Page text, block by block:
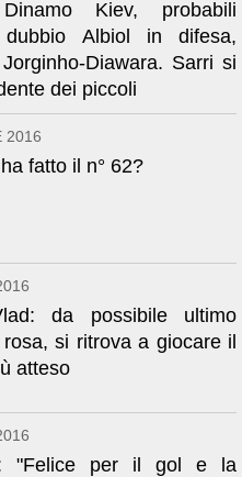
Kiev, probabili
dubbio Albiol in difesa,
Diawara. Sarri si
dei piccoli
2016
fatto il n° 62?
da possibile ultimo
si ritrova a giocare il
atteso
"Felice per il gol e la